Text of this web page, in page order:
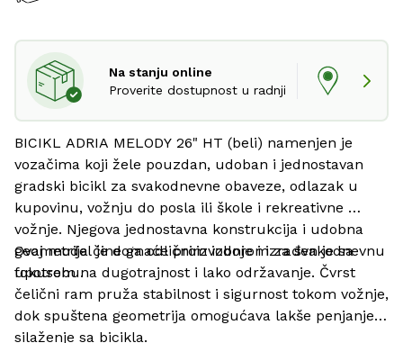
Na stanju online
Proverite dostupnost u radnji
BICIKL ADRIA MELODY 26" HT (beli) namenjen je
vozačima koji žele pouzdan, udoban i jednostavan
gradski bicikl za svakodnevne obaveze, odlazak u
kupovinu, vožnju do posla ili škole i rekreativne
vožnje. Njegova jednostavna konstrukcija i udobna
geometrija čine ga odličnim izborom za svakodnevnu
upotrebu.
Ovaj model je domaće proizvodnje i izrađen je sa
fokusom na dugotrajnost i lako održavanje. Čvrst
čelični ram pruža stabilnost i sigurnost tokom vožnje,
dok spuštena geometrija omogućava lakše penjanje i
silaženje sa bicikla.